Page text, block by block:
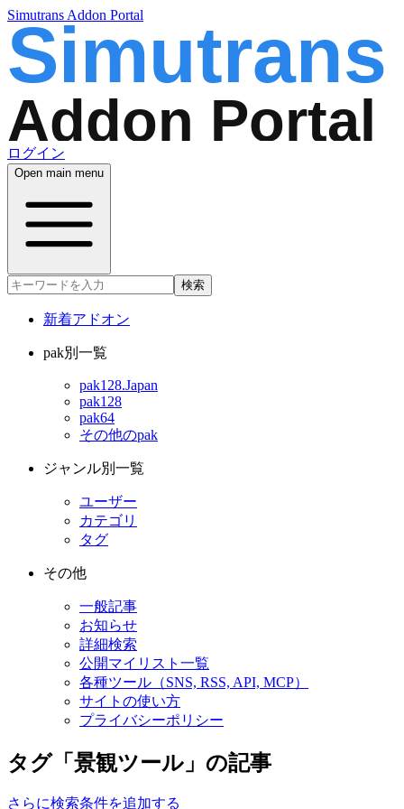
Simutrans Addon Portal
ログイン
Open main menu
検索
新着アドオン
pak別一覧
pak128.Japan
pak128
pak64
その他のpak
ジャンル別一覧
ユーザー
カテゴリ
タグ
その他
一般記事
お知らせ
詳細検索
公開マイリスト一覧
各種ツール（SNS, RSS, API, MCP）
サイトの使い方
プライバシーポリシー
タグ「景観ツール」の記事
さらに検索条件を追加する